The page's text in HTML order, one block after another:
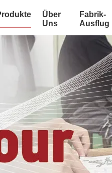
Über
Uns
Fabrik-
Ausflug